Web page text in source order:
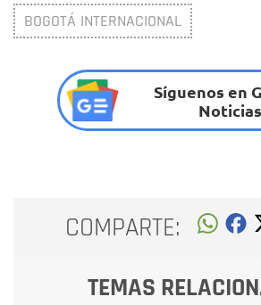
BOGOTÁ INTERNACIONAL
Síguenos en
Noticias
COMPARTE:
TEMAS